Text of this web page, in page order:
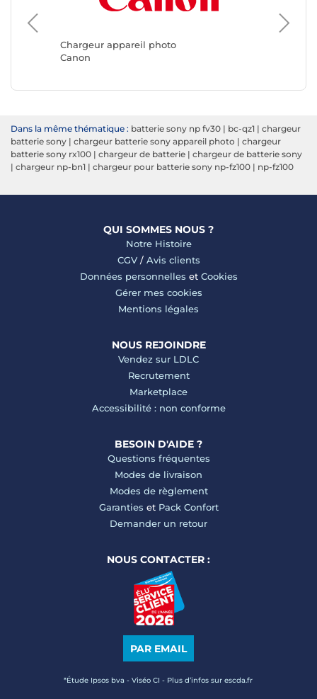
Chargeur appareil photo
Canon
Dans la même thématique : batterie sony np fv30 | bc-qz1 | chargeur
batterie sony | chargeur batterie sony appareil photo | chargeur
batterie sony rx100 | chargeur de batterie | chargeur de batterie sony
| chargeur np-bn1 | chargeur pour batterie sony np-fz100 | np-fz100
QUI SOMMES NOUS ?
Notre Histoire
CGV/ Avis clients
Données personnelles et Cookies
Gérer mes cookies
Mentions légales
NOUS REJOINDRE
Vendez sur LDLC
Recrutement
Marketplace
Accessibilité : non conforme
BESOIN D'AIDE ?
Questions fréquentes
Modes de livraison
Modes de règlement
Garanties et Pack Confort
Demander un retour
NOUS CONTACTER :
PAR EMAIL
*Étude Ipsos bva - Viséo CI - Plus d’infos sur escda.fr